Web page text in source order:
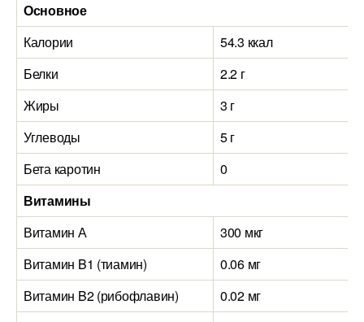
Основное
Калории
54.3 ккал
Белки
2.2 г
Жиры
3 г
Углеводы
5 г
Бета каротин
0
Витамины
Витамин А
300 мкг
Витамин B1 (тиамин)
0.06 мг
Витамин B2 (рибофлавин)
0.02 мг